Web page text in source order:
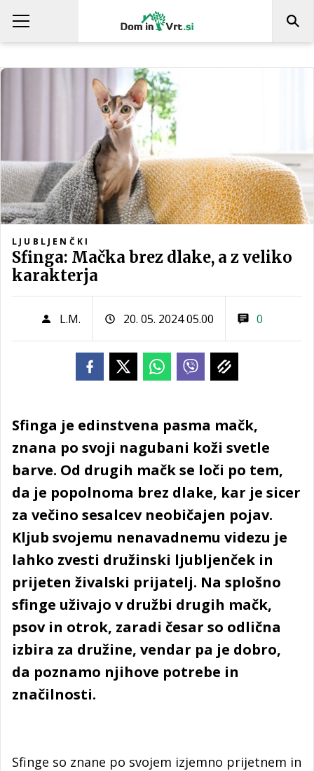
LJUBLJENČKI
Sfinga: Mačka brez dlake, a z veliko
karakterja
L.M. 20. 05. 2024 05.00 0
Sfinga je edinstvena pasma mačk,
znana po svoji nagubani koži svetle
barve. Od drugih mačk se loči po tem,
da je popolnoma brez dlake, kar je sicer
za večino sesalcev neobičajen pojav.
Kljub svojemu nenavadnemu videzu je
lahko zvesti družinski ljubljenček in
prijeten živalski prijatelj. Na splošno
sfinge uživajo v družbi drugih mačk,
psov in otrok, zaradi česar so odlična
izbira za družine, vendar pa je dobro,
da poznamo njihove potrebe in
značilnosti.
Sfinge so znane po svojem izjemno prijetnem in